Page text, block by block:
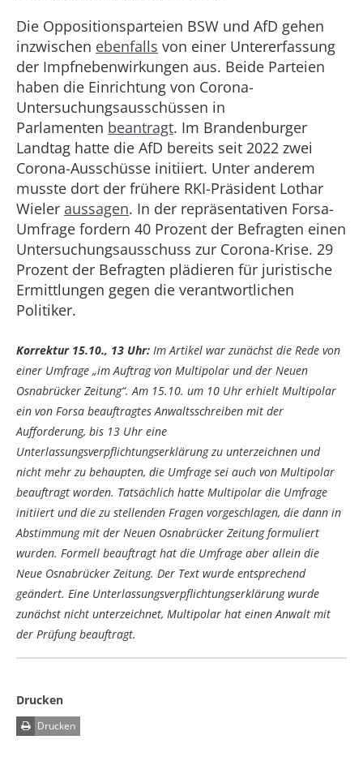
Die Oppositionsparteien BSW und AfD gehen
inzwischen ebenfalls von einer Untererfassung
der Impfnebenwirkungen aus. Beide Parteien
haben die Einrichtung von Corona-
Untersuchungsausschüssen in
Parlamenten beantragt. Im Brandenburger
Landtag hatte die AfD bereits seit 2022 zwei
Corona-Ausschüsse initiiert. Unter anderem
musste dort der frühere RKI-Präsident Lothar
Wieler aussagen. In der repräsentativen Forsa-
Umfrage fordern 40 Prozent der Befragten einen
Untersuchungsausschuss zur Corona-Krise. 29
Prozent der Befragten plädieren für juristische
Ermittlungen gegen die verantwortlichen
Politiker.
Korrektur 15.10., 13 Uhr: Im Artikel war zunächst die Rede von
einer Umfrage „im Auftrag von Multipolar und der Neuen
Osnabrücker Zeitung“. Am 15.10. um 10 Uhr erhielt Multipolar
ein von Forsa beauftragtes Anwaltsschreiben mit der
Aufforderung, bis 13 Uhr eine
Unterlassungsverpflichtungserklärung zu unterzeichnen und
nicht mehr zu behaupten, die Umfrage sei auch von Multipolar
beauftragt worden. Tatsächlich hatte Multipolar die Umfrage
initiiert und die zu stellenden Fragen vorgeschlagen, die dann in
Abstimmung mit der Neuen Osnabrücker Zeitung formuliert
wurden. Formell beauftragt hat die Umfrage aber allein die
Neue Osnabrücker Zeitung. Der Text wurde entsprechend
geändert. Eine Unterlassungsverpflichtungserklärung wurde
zunächst nicht unterzeichnet, Multipolar hat einen Anwalt mit
der Prüfung beauftragt.
Drucken
Drucken